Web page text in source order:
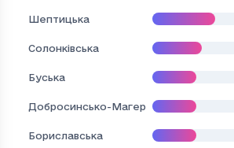
Шептицька
Солонківська
Буська
Добросинсько-Магерівська
Бориславська